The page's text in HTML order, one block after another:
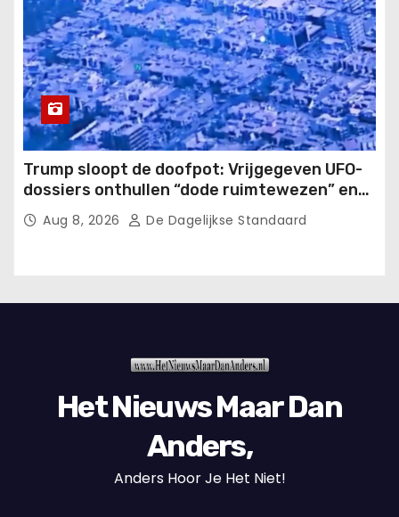
Trump sloopt de doofpot: Vrijgegeven UFO-
dossiers onthullen “dode ruimtewezen” en
mysterieuze verschijningen!.
Aug 8, 2026 De Dagelijkse Standaard
Het Nieuws Maar Dan
Anders,
Anders Hoor Je Het Niet!